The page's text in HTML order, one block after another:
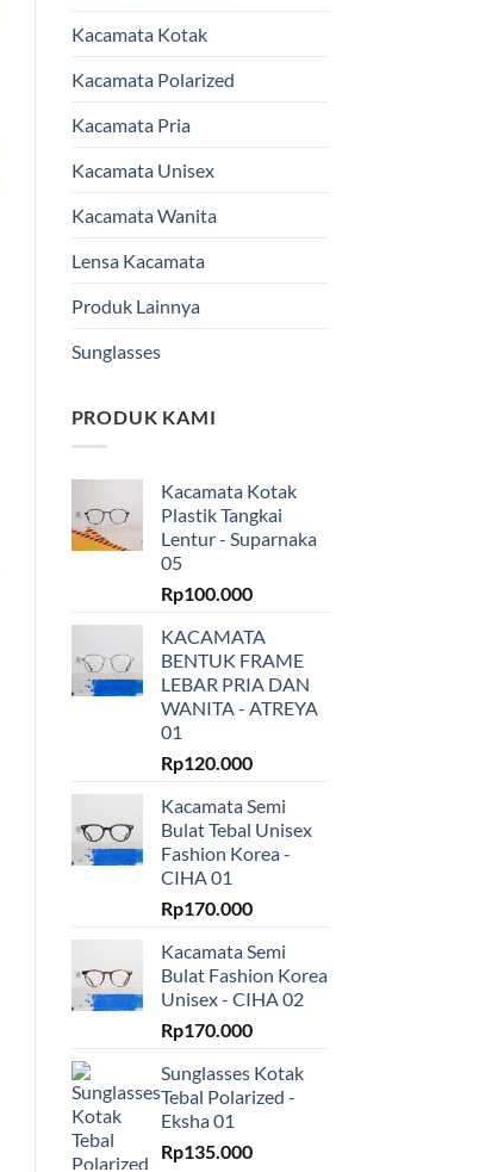
Kacamata Kotak
Kacamata Polarized
Kacamata Pria
Kacamata Unisex
Kacamata Wanita
Lensa Kacamata
Produk Lainnya
Sunglasses
PRODUK KAMI
Kacamata Kotak
Plastik Tangkai
Lentur - Suparnaka
05
Rp100.000
KACAMATA
BENTUK FRAME
LEBAR PRIA DAN
WANITA - ATREYA
01
Rp120.000
Kacamata Semi
Bulat Tebal Unisex
Fashion Korea -
CIHA 01
Rp170.000
Kacamata Semi
Bulat Fashion Korea
Unisex - CIHA 02
Rp170.000
Sunglasses Kotak
Tebal Polarized -
Eksha 01
Rp135.000